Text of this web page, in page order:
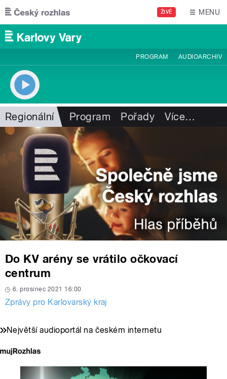
Přejít k hlavnímu obsahu
ŽIVĚ MENU
PROGRAM AUDIOARCHIV
Regionální Program Pořady Více…
Do KV arény se vrátilo očkovací
centrum
6. prosinec 2021 16:00
Zprávy pro Karlovarský kraj
Největší audioportál na českém internetu